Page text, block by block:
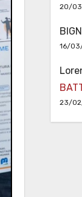
20/
16/
23/